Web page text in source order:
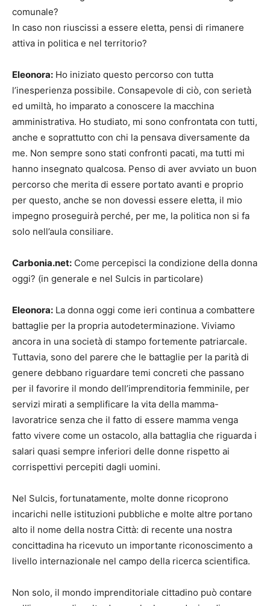
comunale?
In caso non riuscissi a essere eletta, pensi di rimanere
attiva in politica e nel territorio?
Eleonora: Ho iniziato questo percorso con tutta
l’inesperienza possibile. Consapevole di ciò, con serietà
ed umiltà, ho imparato a conoscere la macchina
amministrativa. Ho studiato, mi sono confrontata con tutti,
anche e soprattutto con chi la pensava diversamente da
me. Non sempre sono stati confronti pacati, ma tutti mi
hanno insegnato qualcosa. Penso di aver avviato un buon
percorso che merita di essere portato avanti e proprio
per questo, anche se non dovessi essere eletta, il mio
impegno proseguirà perché, per me, la politica non si fa
solo nell’aula consiliare.
Carbonia.net: Come percepisci la condizione della donna
oggi? (in generale e nel Sulcis in particolare)
Eleonora: La donna oggi come ieri continua a combattere
battaglie per la propria autodeterminazione. Viviamo
ancora in una società di stampo fortemente patriarcale.
Tuttavia, sono del parere che le battaglie per la parità di
genere debbano riguardare temi concreti che passano
per il favorire il mondo dell’imprenditoria femminile, per
servizi mirati a semplificare la vita della mamma-
lavoratrice senza che il fatto di essere mamma venga
fatto vivere come un ostacolo, alla battaglia che riguarda i
salari quasi sempre inferiori delle donne rispetto ai
corrispettivi percepiti dagli uomini.
Nel Sulcis, fortunatamente, molte donne ricoprono
incarichi nelle istituzioni pubbliche e molte altre portano
alto il nome della nostra Città: di recente una nostra
concittadina ha ricevuto un importante riconoscimento a
livello internazionale nel campo della ricerca scientifica.
Non solo, il mondo imprenditoriale cittadino può contare